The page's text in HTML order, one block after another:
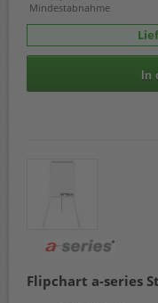
Mindestabnahme
In
Flipchart a-series